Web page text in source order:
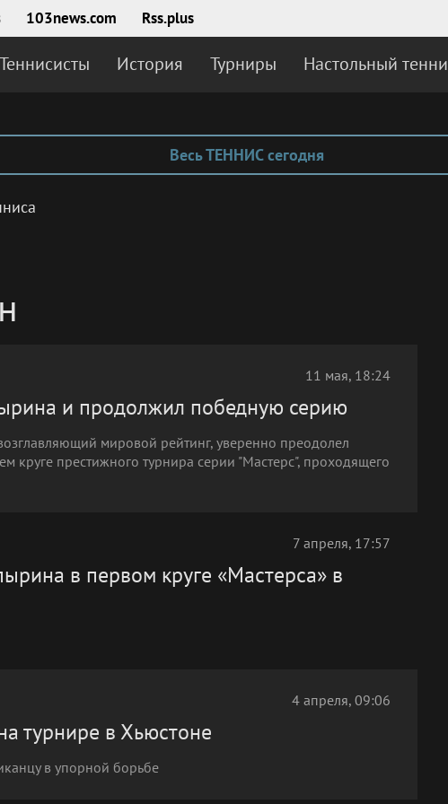
103news.com Rss.plus
Теннисисты История Турниры Настольный
Весь ТЕННИС сегодня
11 мая, 18:24
и продолжил победную серию
мировой рейтинг, уверенно преодолел
круге престижного турнира серии "Мастерс", проходящего
7 апреля, 17:57
в первом круге «Мастерса» в
4 апреля, 09:06
турнире в Хьюстоне
в упорной борьбе